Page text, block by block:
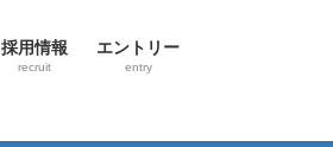
採用情報
recruit
エントリー
entry